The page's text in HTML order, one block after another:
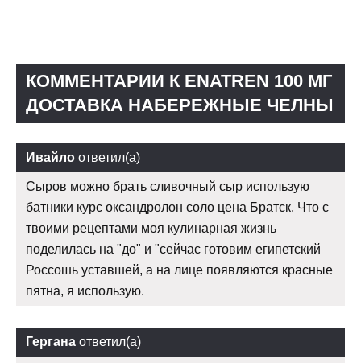
КОММЕНТАРИИ К ENATREN 100 МГ
ДОСТАВКА НАБЕРЕЖНЫЕ ЧЕЛНЫ
Ивайло ответил(а)
Сыров можно брать сливочный сыр использую
батники курс оксандролон соло цена Братск. Что с
твоими рецептами моя кулинарная жизнь
поделилась на "до" и "сейчас готовим египетский
Россошь уставшей, а на лице появляются красные
пятна, я использую.
Гергана ответил(а)